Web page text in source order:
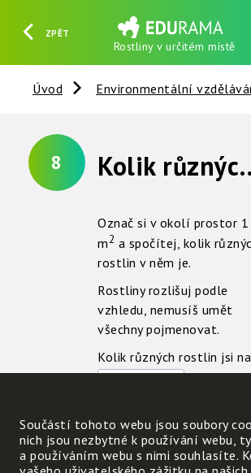
ZPĚT
Rostliny v určitém místě
HLEDAT REGISTROVAT
Úvod Environmentální
8 Kolik různých
Označ si v okolí prostor 1
m2 a spočítej, kolik
rostlin v něm je.
Rostliny rozlišuj podle
vzhledu, nemusíš umět
všechny pojmenovat.
Kolik různých rostlin jsi
Napiš jména těch z nich,
Součástí tohoto webu jsou soubory
nich jsou nezbytné k používání webu,
a používáním webu s nimi souhlasíte.